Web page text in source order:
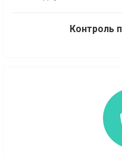
Контроль